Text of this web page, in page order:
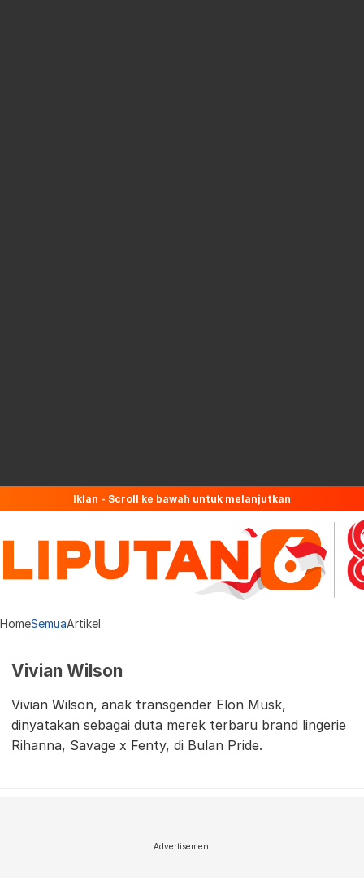
Iklan - Scroll ke bawah untuk melanjutkan
HomeSemuaArtikel
Vivian Wilson
Vivian Wilson, anak transgender Elon Musk,
dinyatakan sebagai duta merek terbaru brand lingerie
Rihanna, Savage x Fenty, di Bulan Pride.
Advertisement